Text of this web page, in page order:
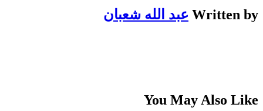
Written by عبد الله شعبان
You May Also Like